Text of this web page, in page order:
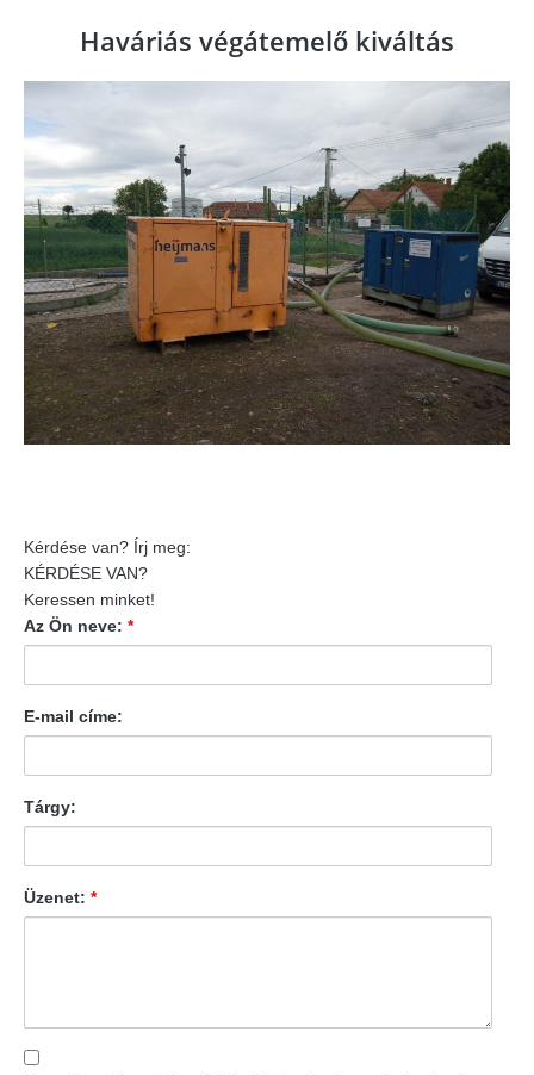
Haváriás végátemelő kiváltás
Kérdése van? Írj meg:
KÉRDÉSE VAN?
Keressen minket!
Az Ön neve: *
E-mail címe:
Tárgy:
Üzenet: *